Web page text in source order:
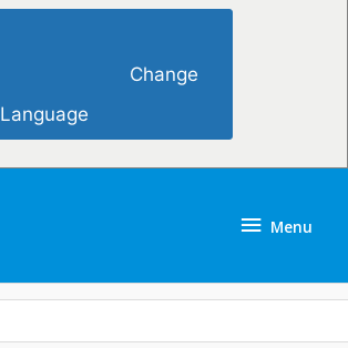
Language
Menu